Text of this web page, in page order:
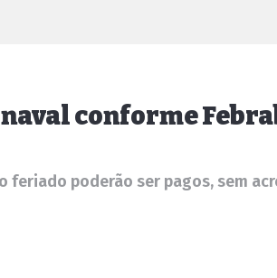
conforme
poderão ser pagos, sem